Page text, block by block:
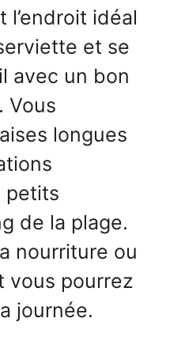
l’endroit idéal
et se
avec un bon
Vous
longues
petits
de la plage.
nourriture ou
vous pourrez
journée.